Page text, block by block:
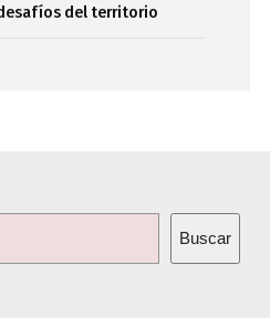
del territorio
Buscar